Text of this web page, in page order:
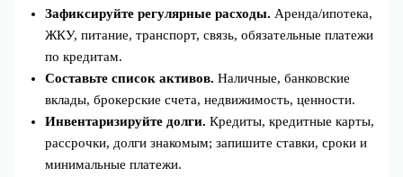
Зафиксируйте регулярные расходы. Аренда/ипотека,
ЖКУ, питание, транспорт, связь, обязательные платежи
по кредитам.
Составьте список активов. Наличные, банковские
вклады, брокерские счета, недвижимость, ценности.
Инвентаризируйте долги. Кредиты, кредитные карты,
рассрочки, долги знакомым; запишите ставки, сроки и
минимальные платежи.